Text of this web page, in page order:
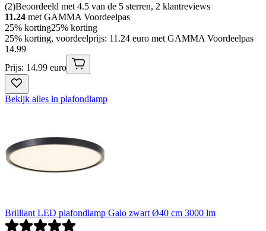
(2)Beoordeeld met 4.5 van de 5 sterren, 2 klantreviews
11.24 met GAMMA Voordeelpas
25% korting25% korting
25% korting, voordeelprijs: 11.24 euro met GAMMA Voordeelpas
14.99
Prijs: 14.99 euro
Bekijk alles in plafondlamp
Brilliant LED plafondlamp Galo zwart Ø40 cm 3000 lm